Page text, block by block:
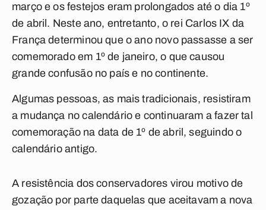
março e os festejos eram prolongados até o dia 1º
de abril. Neste ano, entretanto, o rei Carlos IX da
França determinou que o ano novo passasse a ser
comemorado em 1º de janeiro, o que causou
grande confusão no país e no continente.
Algumas pessoas, as mais tradicionais, resistiram
a mudança no calendário e continuaram a fazer tal
comemoração na data de 1º de abril, seguindo o
calendário antigo.
A resistência dos conservadores virou motivo de
gozação por parte daquelas que aceitavam a nova